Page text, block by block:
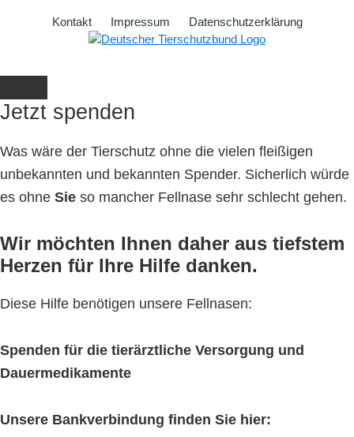
Kontakt Impressum Datenschutzerklärung
Jetzt spenden
Was wäre der Tierschutz ohne die vielen fleißigen
unbekannten und bekannten Spender. Sicherlich würde
es ohne Sie so mancher Fellnase sehr schlecht gehen.
Wir möchten Ihnen daher aus tiefstem
Herzen für Ihre Hilfe danken.
Diese Hilfe benötigen unsere Fellnasen:
Spenden für die tierärztliche Versorgung und
Dauermedikamente
Unsere Bankverbindung finden Sie hier: